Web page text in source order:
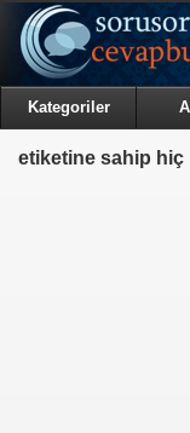
Kategoriler
etiketine sahip hiç